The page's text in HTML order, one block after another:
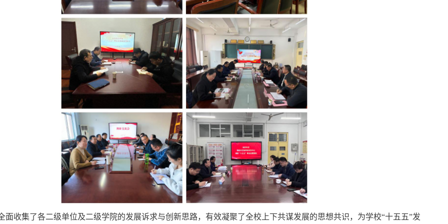
面收集了各二级单位及二级学院的发展诉求与创新思路，有效凝聚了全校上下共谋发展的思想共识，为学校“十五五”发